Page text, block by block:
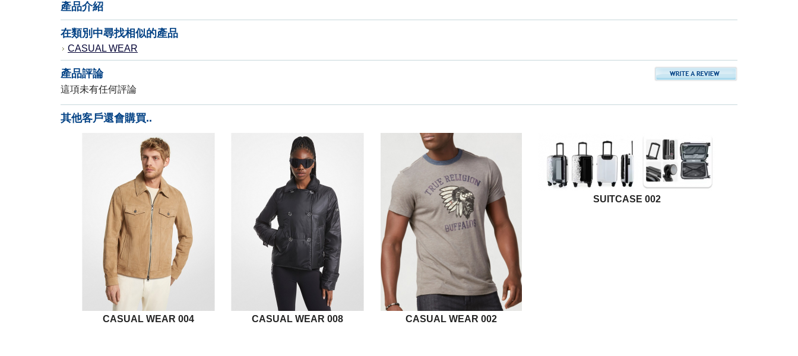
產品介紹
在類別中尋找相似的產品
CASUAL WEAR
產品評論
這項未有任何評論
其他客戶還會購買..
CASUAL WEAR 004 CASUAL WEAR 008 CASUAL WEAR 002
SUITCASE 002